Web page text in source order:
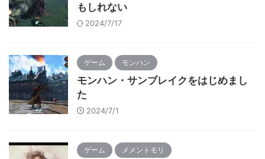
もしれない
2024/7/17
ゲーム モンハン
モンハン・サンブレイクをはじめまし
た
2024/7/1
ゲーム メメントモリ